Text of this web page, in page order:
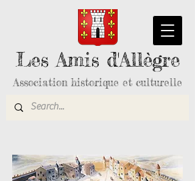
Les Amis d'Allègre
Association historique et culturelle